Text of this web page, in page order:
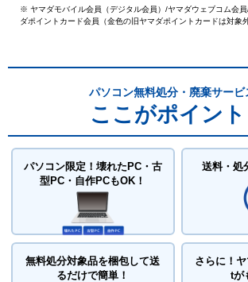
※ ヤマダモバイル会員（デジタル会員）/ヤマダウェブコム会
ダポイントカード会員（金色の旧ヤマダポイントカードは対象
パソコン無料処分・廃棄サービ
ここがポイント
パソコン限定！壊れたPC・古
型PC・自作PCもOK！
送料・処
無料処分対象品を梱包して送
るだけで簡単！
さらに！
tが